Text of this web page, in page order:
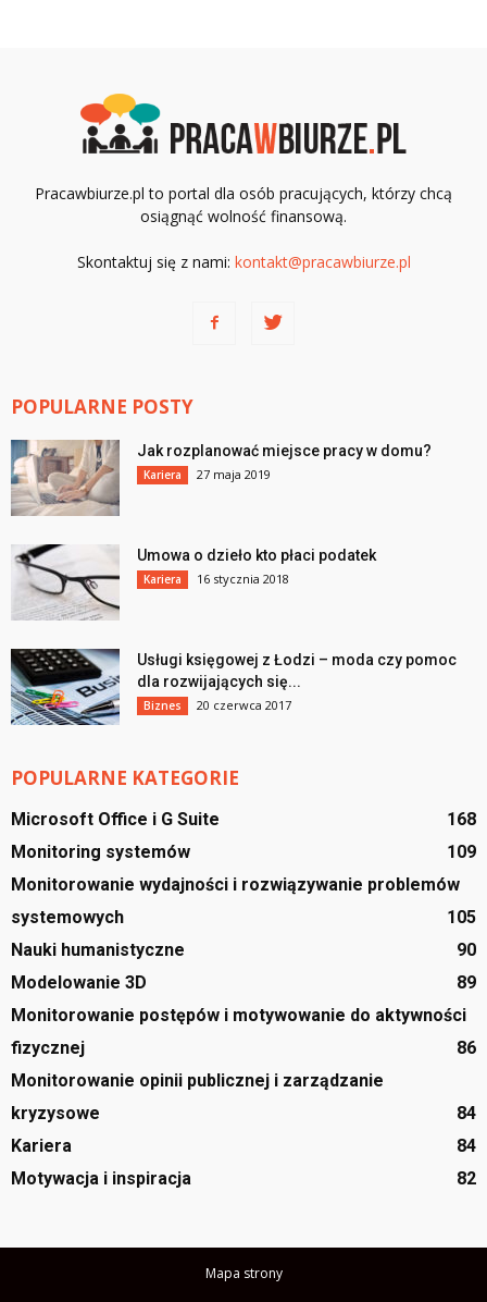
Pracawbiurze.pl to portal dla osób pracujących, którzy chcą
osiągnąć wolność finansową.
Skontaktuj się z nami: kontakt@pracawbiurze.pl
POPULARNE POSTY
Jak rozplanować miejsce pracy w domu?
Kariera 27 maja 2019
Umowa o dzieło kto płaci podatek
Kariera 16 stycznia 2018
Usługi księgowej z Łodzi – moda czy pomoc
dla rozwijających się...
Biznes 20 czerwca 2017
POPULARNE KATEGORIE
Microsoft Office i G Suite
168
Monitoring systemów
109
Monitorowanie wydajności i rozwiązywanie problemów
systemowych
105
Nauki humanistyczne
90
Modelowanie 3D
89
Monitorowanie postępów i motywowanie do aktywności
fizycznej
86
Monitorowanie opinii publicznej i zarządzanie
kryzysowe
84
Kariera
84
Motywacja i inspiracja
82
Mapa strony